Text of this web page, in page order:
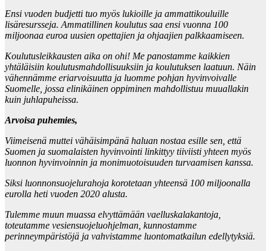
Ensi vuoden budjetti tuo myös lukioille ja ammattikouluille
lisäresursseja. Ammatillinen koulutus saa ensi vuonna 100
miljoonaa euroa uusien opettajien ja ohjaajien palkkaamiseen.
Koulutusleikkausten aika on ohi! Me panostamme kaikkien
yhtäläisiin koulutusmahdollisuuksiin ja koulutuksen laatuun. Näin
vähennämme eriarvoisuutta ja luomme pohjan hyvinvoivalle
Suomelle, jossa elinikäinen oppiminen mahdollistuu muuallakin
kuin juhlapuheissa.
Arvoisa puhemies,
Viimeisenä muttei vähäisimpänä haluan nostaa esille sen, että
Suomen ja suomalaisten hyvinvointi linkittyy tiiviisti yhteen myös
luonnon hyvinvoinnin ja monimuotoisuuden turvaamisen kanssa.
Siksi luonnonsuojelurahoja korotetaan yhteensä 100 miljoonalla
eurolla heti vuoden 2020 alusta.
Tulemme muun muassa elvyttämään vaelluskalakantoja,
toteutamme vesiensuojeluohjelman, kunnostamme
perinneympäristöjä ja vahvistamme luontomatkailun edellytyksiä.